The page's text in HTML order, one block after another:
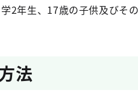
2年生、17歳の子供及び
法